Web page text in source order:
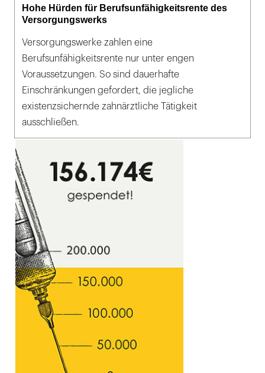
Hohe Hürden für Berufsunfähigkeitsrente des
Versorgungswerks
Versorgungswerke zahlen eine
Berufsunfähigkeitsrente nur unter engen
Voraussetzungen. So sind dauerhafte
Einschränkungen gefordert, die jegliche
existenzsichernde zahnärztliche Tätigkeit
ausschließen.